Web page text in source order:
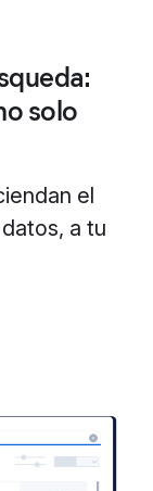
solo
el
a tu